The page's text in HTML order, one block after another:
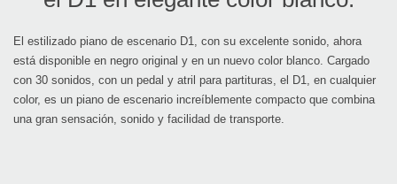
El estilizado piano de escenario D1, con su excelente sonido, ahora
está disponible en negro original y en un nuevo color blanco. Cargado
con 30 sonidos, con un pedal y atril para partituras, el D1, en cualquier
color, es un piano de escenario increíblemente compacto que combina
una gran sensación, sonido y facilidad de transporte.